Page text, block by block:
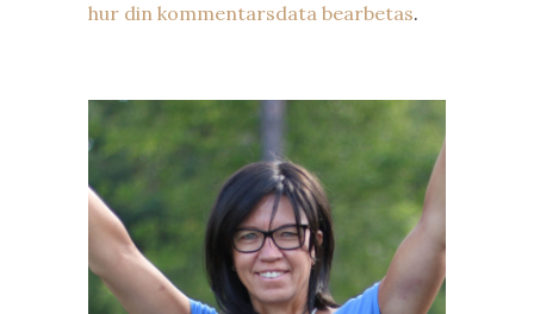
hur din kommentarsdata bearbetas.